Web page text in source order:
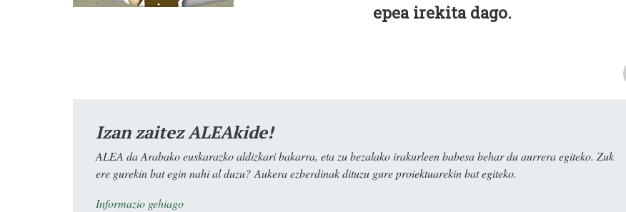
epea irekita dago.
Izan zaitez ALEAkide!
ALEA da Arabako euskarazko aldizkari bakarra, eta zu bezalako irakurleen babesa behar du aurrera egiteko. Zuk
ere gurekin bat egin nahi al duzu? Aukera ezberdinak dituzu gure proiektuarekin bat egiteko.
Informazio gehiago